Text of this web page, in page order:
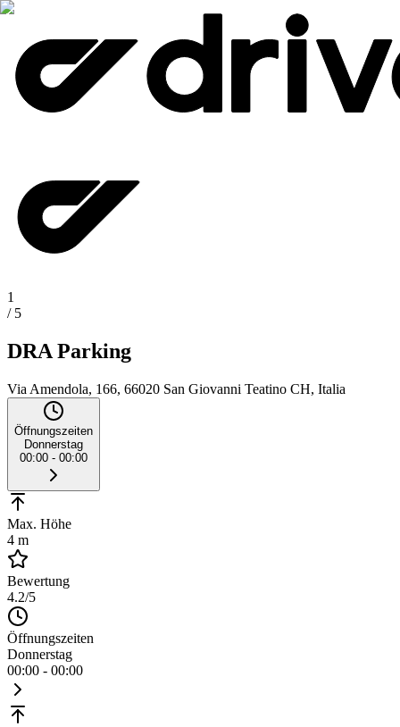
1
/ 5
DRA Parking
Via Amendola, 166, 66020 San Giovanni Teatino CH, Italia
Öffnungszeiten
Donnerstag
00:00 - 00:00
Max. Höhe
4 m
Bewertung
4.2/5
Öffnungszeiten
Donnerstag
00:00 - 00:00